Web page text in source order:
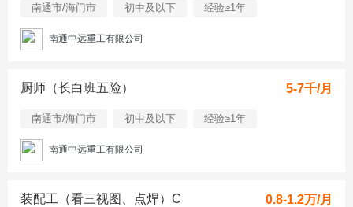
南通市/海门市 初中及以下 经验≥1年
南通中远重工有限公司
厨师（长白班五险） 5-7千/月
南通市/海门市 初中及以下 经验≥1年
南通中远重工有限公司
装配工（看三视图、点焊）C 0.8-1.2万/月